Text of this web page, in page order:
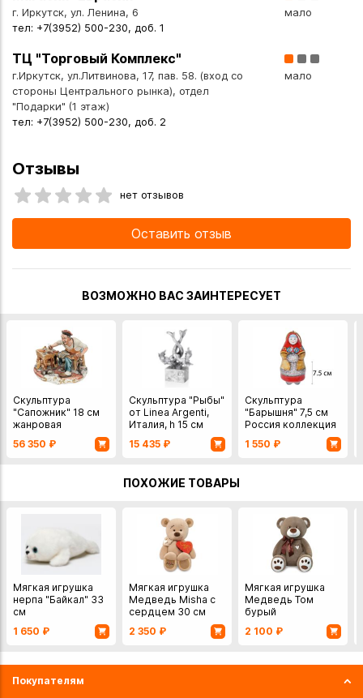
г. Иркутск, ул. Ленина, 6
тел: +7(3952) 500-230, доб. 1
мало
ТЦ "Торговый Комплекс"
г.Иркутск, ул.Литвинова, 17, пав. 58. (вход со
стороны Центрального рынка), отдел
"Подарки" (1 этаж)
тел: +7(3952) 500-230, доб. 2
мало
Отзывы
нет отзывов
Оставить отзыв
ВОЗМОЖНО ВАС ЗАИНТЕРЕСУЕТ
Скульптура
"Сапожник" 18 см
жанровая
скульптура Италия,
La Medea фарфор
56 350 ₽
Скульптура "Рыбы"
от Linea Argenti,
Италия, h 15 см
15 435 ₽
Скульптура
"Барышня" 7,5 см
Россия коллекция
майолики
1 550 ₽
ПОХОЖИЕ ТОВАРЫ
Мягкая игрушка
нерпа "Байкал" 33
см
1 650 ₽
Мягкая игрушка
Медведь Misha с
сердцем 30 см
2 350 ₽
Мягкая игрушка
Медведь Том
бурый
2 100 ₽
Покупателям